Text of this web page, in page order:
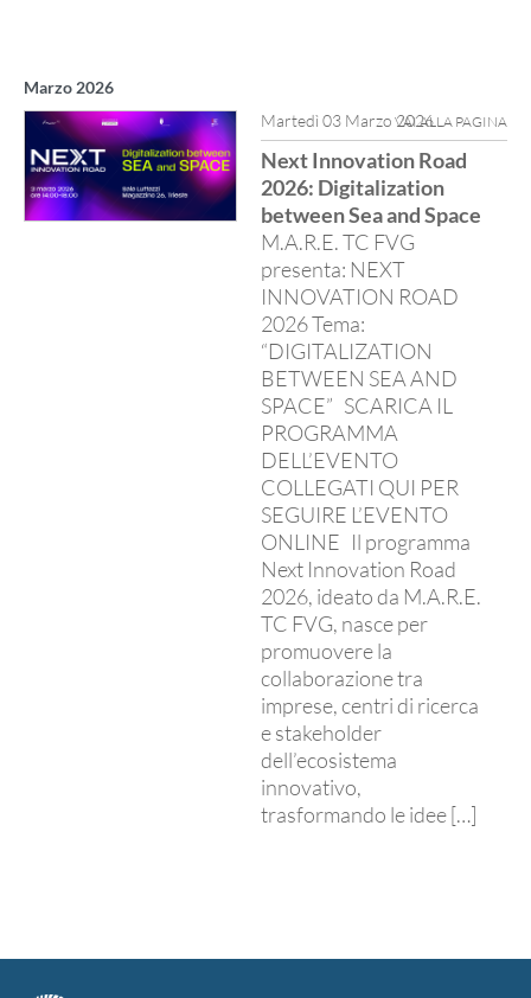
Marzo 2026
Martedì 03 Marzo 2026VAI ALLA PAGINA
Next Innovation Road
2026: Digitalization
between Sea and Space
M.A.R.E. TC FVG
presenta: NEXT
INNOVATION ROAD
2026 Tema:
“DIGITALIZATION
BETWEEN SEA AND
SPACE” SCARICA IL
PROGRAMMA
DELL’EVENTO
COLLEGATI QUI PER
SEGUIRE L’EVENTO
ONLINE Il programma
Next Innovation Road
2026, ideato da M.A.R.E.
TC FVG, nasce per
promuovere la
collaborazione tra
imprese, centri di ricerca
e stakeholder
dell’ecosistema
innovativo,
trasformando le idee […]